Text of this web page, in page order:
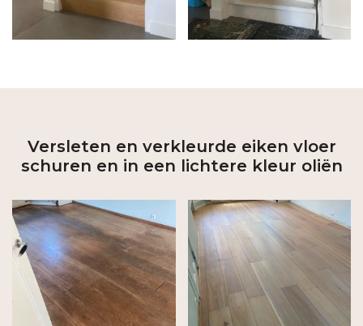
Versleten en verkleurde eiken vloer
schuren en in een lichtere kleur oliën